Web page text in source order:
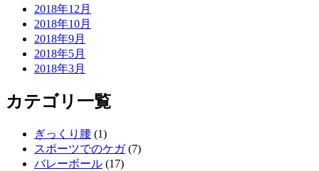
2018年12月
2018年10月
2018年9月
2018年5月
2018年3月
カテゴリ一覧
ぎっくり腰 (1)
スポーツでのケガ(7)
バレーボール (17)